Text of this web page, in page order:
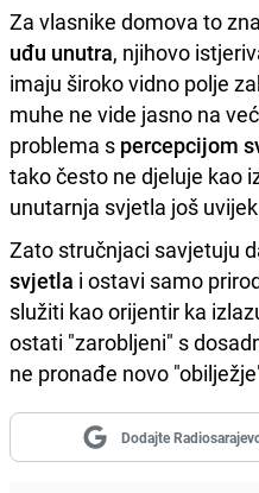
Za vlasnike domova to
uđu unutra, njihovo
imaju široko vidno polje
muhe ne vide jasno na
problema s percepcijom
tako često ne djeluje kao
unutarnja svjetla još
Zato stručnjaci savjetuju
svjetla i ostavi samo
služiti kao orijentir ka
ostati "zarobljeni" s
ne pronađe novo
Dodajte